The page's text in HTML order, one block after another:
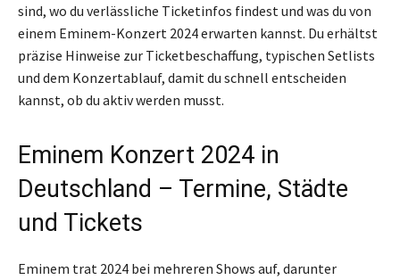
sind, wo du verlässliche Ticketinfos findest und was du von
einem Eminem-Konzert 2024 erwarten kannst. Du erhältst
präzise Hinweise zur Ticketbeschaffung, typischen Setlists
und dem Konzertablauf, damit du schnell entscheiden
kannst, ob du aktiv werden musst.
Eminem Konzert 2024 in
Deutschland – Termine, Städte
und Tickets
Eminem trat 2024 bei mehreren Shows auf, darunter